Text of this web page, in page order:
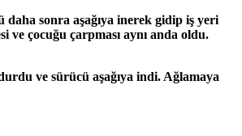
sonra aşağıya inerek gidip iş yeri
çocuğu çarpması aynı anda oldu.
ve sürücü aşağıya indi. Ağlamaya